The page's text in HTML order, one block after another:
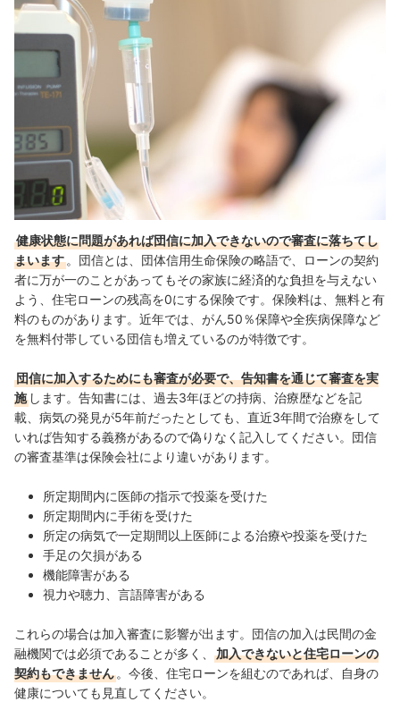
健康状態に問題があれば団信に加入できないので審査に落ちてし
まいます 。団信とは、団体信用生命保険の略語で、ローンの契約
者に万が一のことがあってもその家族に経済的な負担を与えない
よう、住宅ローンの残高を0にする保険です。保険料は、無料と有
料のものがあります。近年では、がん50％保障や全疾病保障など
を無料付帯している団信も増えているのが特徴です。
団信に加入するためにも審査が必要で、告知書を通じて審査を実
施 します。告知書には、過去3年ほどの持病、治療歴などを記
載、病気の発見が5年前だったとしても、直近3年間で治療をして
いれば告知する義務があるので偽りなく記入してください。団信
の審査基準は保険会社により違いがあります。
所定期間内に医師の指示で投薬を受けた
所定期間内に手術を受けた
所定の病気で一定期間以上医師による治療や投薬を受けた
手足の欠損がある
機能障害がある
視力や聴力、言語障害がある
これらの場合は加入審査に影響が出ます。団信の加入は民間の金
融機関では必須であることが多く、
加入できないと住宅ローンの
契約もできません 。今後、住宅ローンを組むのであれば、自身の
健康についても見直してください。